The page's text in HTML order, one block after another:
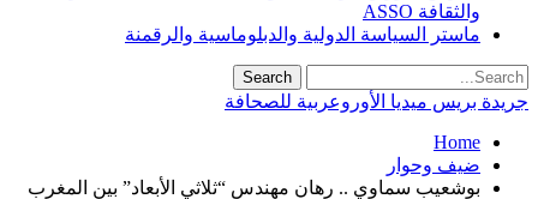
والثقافة ASSO
ماستر السياسة الدولية والدبلوماسية والرقمنة
بريس ميديا الأوروعربية للصحافة
Home
ضيف وحوار
بوشعيب سماوي .. رهان مهندس “ثلاثي الأبعاد” بين المغرب